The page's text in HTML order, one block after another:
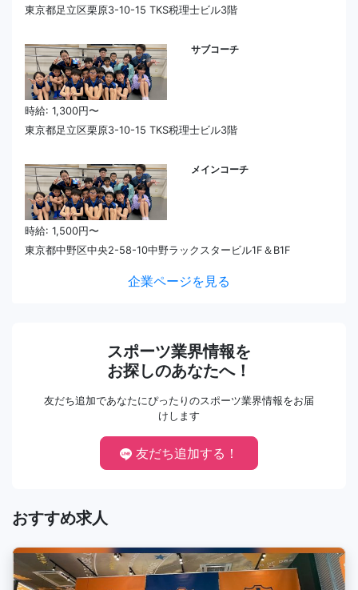
東京都足立区栗原3-10-15 TKS税理士ビル3階
サブコーチ
時給: 1,300円〜
東京都足立区栗原3-10-15 TKS税理士ビル3階
メインコーチ
時給: 1,500円〜
東京都中野区中央2-58-10中野ラックスタービル1F＆B1F
企業ページを見る
スポーツ業界情報を
お探しのあなたへ！
友だち追加であなたにぴったりのスポーツ業界情報をお届
けします
友だち追加する！
おすすめ求人